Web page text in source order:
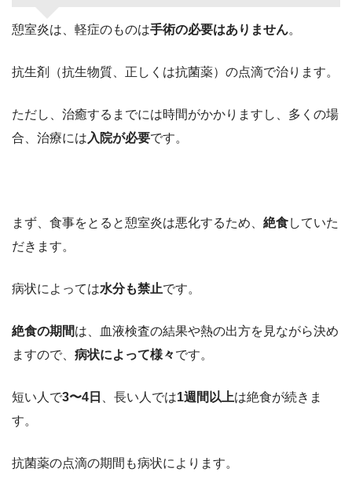
憩室炎は、軽症のものは手術の必要はありません。
抗生剤（抗生物質、正しくは抗菌薬）の点滴で治ります。
ただし、治癒するまでには時間がかかりますし、多くの場
合、治療には 入院が必要です。
まず、食事をとると憩室炎は悪化するため、 絶食していた
だきます。
病状によっては水分も禁止です。
絶食の期間は、血液検査の結果や熱の出方を見ながら決め
ますので、 病状によって様々です。
短い人で3〜4日 、長い人では1週間以上は絶食が続きま
す。
抗菌薬の点滴の期間も病状によります。